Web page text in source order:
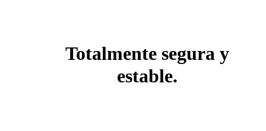
Totalmente segura y
estable.